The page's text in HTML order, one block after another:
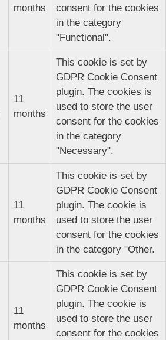
months
consent for the cookies
in the category
"Functional".
11
months
This cookie is set by
GDPR Cookie Consent
plugin. The cookies is
used to store the user
consent for the cookies
in the category
"Necessary".
11
months
This cookie is set by
GDPR Cookie Consent
plugin. The cookie is
used to store the user
consent for the cookies
in the category "Other.
11
months
This cookie is set by
GDPR Cookie Consent
plugin. The cookie is
used to store the user
consent for the cookies